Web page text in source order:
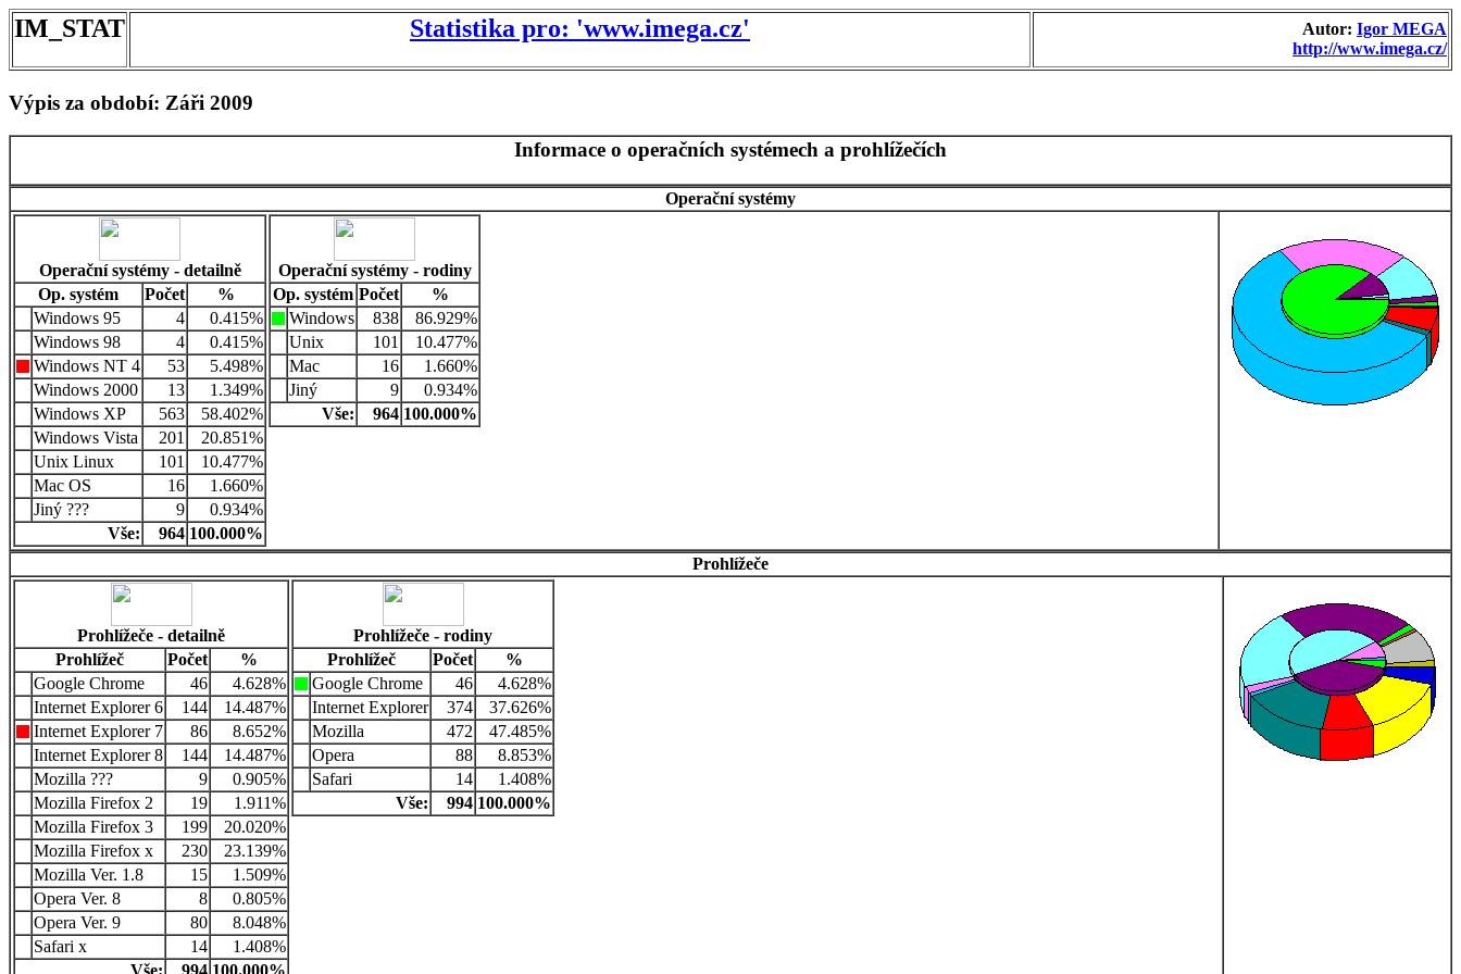
IM_STAT Statistika pro: 'www.imega.cz' Autor: Igor MEGA
http://www.imega.cz/
Výpis za období: Záři 2009
Informace o operačních systémech a prohlížečích
Operační systémy
Operační systémy - detailně
Op. systém
Počet
%
Windows 95
4
0.415%
Windows 98
4
0.415%
Windows NT 4
53
5.498%
Windows 2000
13
1.349%
Windows XP
563
58.402%
Windows Vista
201
20.851%
Unix Linux
101
10.477%
Mac OS
16
1.660%
Jiný ???
9
0.934%
Vše:
964 100.000%
Operační systémy - rodiny
Op. systém Počet
%
Windows
838
86.929%
Unix
101
10.477%
Mac
16
1.660%
Jiný
9
0.934%
Vše:
964 100.000%
Prohlížeče
Prohlížeče - detailně
Prohlížeč
Počet
%
Google Chrome
46
4.628%
Internet Explorer 6
144
14.487%
Internet Explorer 7
86
8.652%
Internet Explorer 8
144
14.487%
Mozilla ???
9
0.905%
Mozilla Firefox 2
19
1.911%
Mozilla Firefox 3
199
20.020%
Mozilla Firefox x
230
23.139%
Mozilla Ver. 1.8
15
1.509%
Opera Ver. 8
8
0.805%
Opera Ver. 9
80
8.048%
Safari x
14
1.408%
Prohlížeče - rodiny
Prohlížeč
Počet
%
Google Chrome
46
4.628%
Internet Explorer
374
37.626%
Mozilla
472
47.485%
Opera
88
8.853%
Safari
14
1.408%
Vše:
994 100.000%